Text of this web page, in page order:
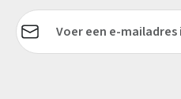
E-mailadres*